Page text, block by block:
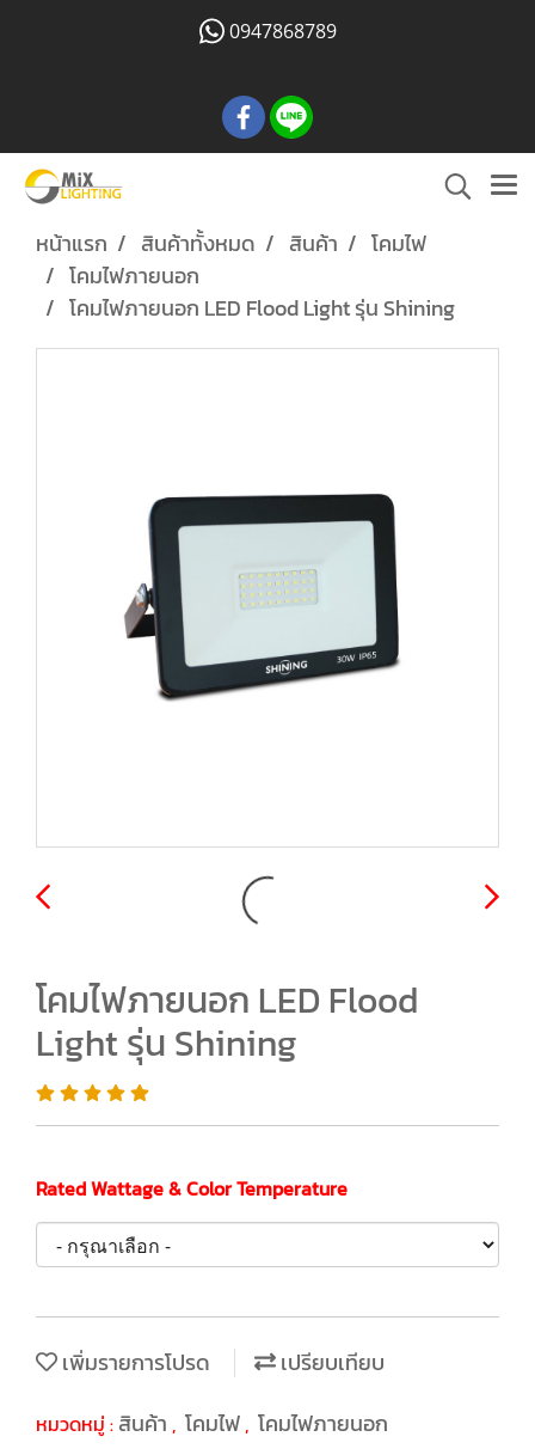
0947868789
หน้าแรก สินค้าทั้งหมด สินค้า
โคมไฟ
โคมไฟภายนอก
โคมไฟภายนอก LED Flood Light รุ่น Shining
โคมไฟภายนอก LED Flood
Light รุ่น Shining
Rated Wattage & Color Temperature
เพิ่มรายการโปรด เปรียบเทียบ
หมวดหมู่ : สินค้า , โคมไฟ , โคมไฟภายนอก